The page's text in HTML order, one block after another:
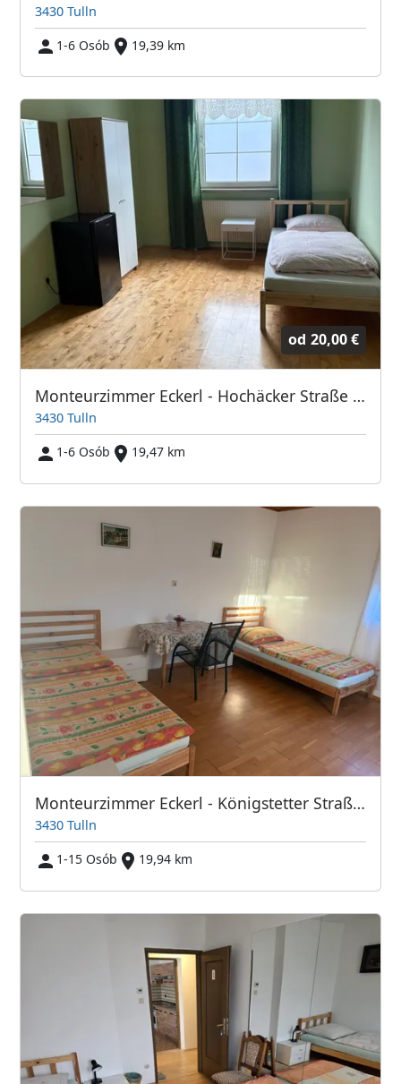
3430 Tulln
1-6 Osób
19,39 km
od 20,00 €
Monteurzimmer Eckerl - Hochäcker Straße 11
3430 Tulln
1-6 Osób
19,47 km
Monteurzimmer Eckerl - Königstetter Straße 74
3430 Tulln
1-15 Osób
19,94 km